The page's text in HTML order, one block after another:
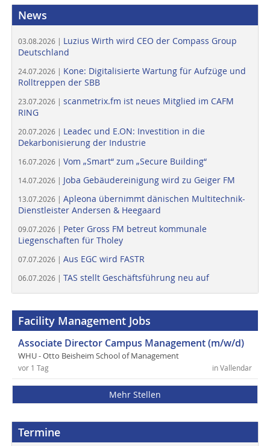
News
03.08.2026 | Luzius Wirth wird CEO der Compass Group
Deutschland
24.07.2026 | Kone: Digitalisierte Wartung für Aufzüge und
Rolltreppen der SBB
23.07.2026 | scanmetrix.fm ist neues Mitglied im CAFM
RING
20.07.2026 | Leadec und E.ON: Investition in die
Dekarbonisierung der Industrie
16.07.2026 | Vom „Smart“ zum „Secure Building“
14.07.2026 | Joba Gebäudereinigung wird zu Geiger FM
13.07.2026 | Apleona übernimmt dänischen Multitechnik-
Dienstleister Andersen & Heegaard
09.07.2026 | Peter Gross FM betreut kommunale
Liegenschaften für Tholey
07.07.2026 | Aus EGC wird FASTR
06.07.2026 | TAS stellt Geschäftsführung neu auf
Facility Management Jobs
Associate Director Campus Management (m/w/d)
WHU - Otto Beisheim School of Management
in Vallendar
vor 1 Tag
Mehr Stellen
Termine